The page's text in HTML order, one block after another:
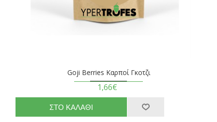
Goji Berries Καρποί Γκοτζι
1,66€